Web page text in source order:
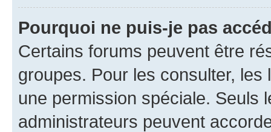
Pourquoi ne puis-je pas
Certains forums peuvent être
groupes. Pour les consulter,
une permission spéciale. Seuls
administrateurs peuvent